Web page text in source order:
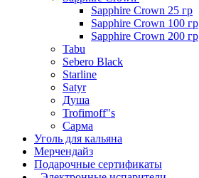
Sapphire Crown 25 гр
Sapphire Crown 100 гр
Sapphire Crown 200 гр
Tabu
Sebero Black
Starline
Satyr
Душа
Trofimoff"s
Сарма
Уголь для кальяна
Мерчендайз
Подарочные сертификаты